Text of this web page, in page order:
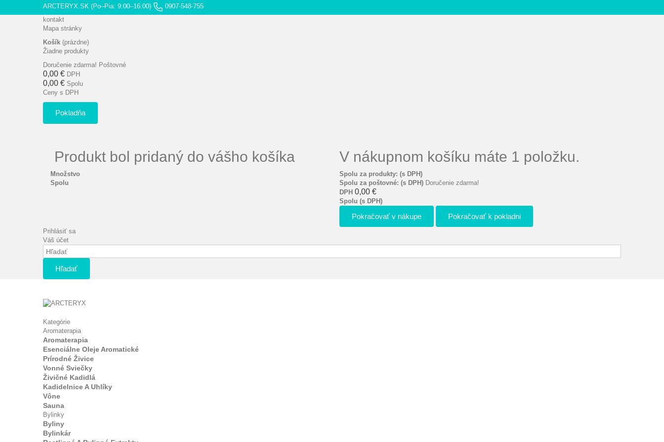
ARCTERYX.SK (Po–Pia: 9:00–16:00)
0907-548-755
kontakt
Mapa stránky
Košík (prázdne)
Žiadne produkty
Doručenie zdarma! Poštovné
0,00 € DPH
0,00 € Spolu
Ceny s DPH
Pokladňa
Produkt bol pridaný do vášho košíka
Množstvo
Spolu
V nákupnom košíku máte 1 položku.
Spolu za produkty: (s DPH)
Spolu za poštovné: (s DPH) Doručenie zdarma!
DPH 0,00 €
Spolu (s DPH)
Pokračovať v nákupe Pokračovať k pokladni
Prihlásiť sa
Váš účet
Hľadať
Kategórie
Aromaterapia
Aromaterapia
Esenciálne Oleje Aromatické
Prírodné Živice
Vonné Sviečky
Živičné Kadidlá
Kadidelnice A Uhlíky
Vône
Sauna
Bylinky
Byliny
Bylinkár